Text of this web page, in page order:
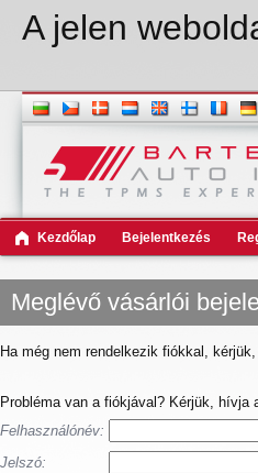
A jelen
Kezdőlap Bejelentkezés
Meglévő vásárlói
Ha még nem rendelkezik fiókkal, kérjük,
Probléma van a fiókjával? Kérjük, hívja
Felhasználónév:
Jelszó: